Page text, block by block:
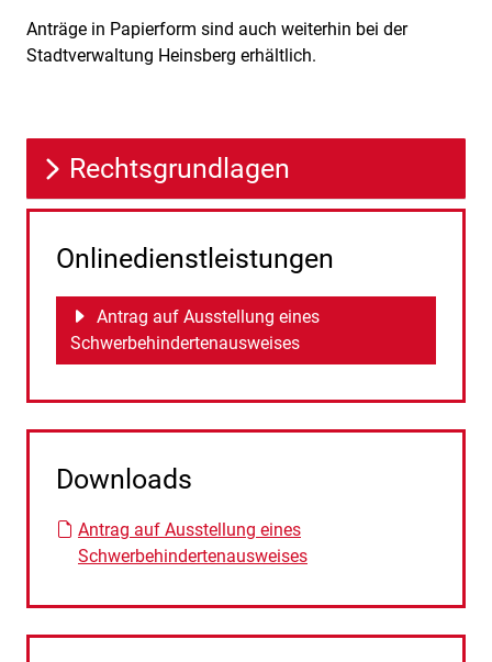
Anträge in Papierform sind auch weiterhin bei der
Stadtverwaltung Heinsberg erhältlich.
Rechtsgrundlagen
Onlinedienstleistungen
Antrag auf Ausstellung eines
Schwerbehindertenausweises
Downloads
Antrag auf Ausstellung eines
Schwerbehindertenausweises